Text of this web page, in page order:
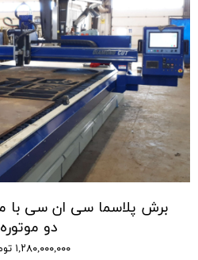
دو موتوره
۱,۲۸۰,۰۰۰,۰۰۰ تومان